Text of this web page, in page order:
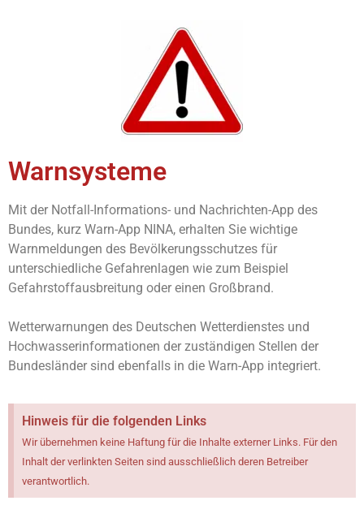
Warnsysteme
Mit der Notfall-Informations- und Nachrichten-App des
Bundes, kurz Warn-App NINA, erhalten Sie wichtige
Warnmeldungen des Bevölkerungsschutzes für
unterschiedliche Gefahrenlagen wie zum Beispiel
Gefahrstoffausbreitung oder einen Großbrand.
Wetterwarnungen des Deutschen Wetterdienstes und
Hochwasserinformationen der zuständigen Stellen der
Bundesländer sind ebenfalls in die Warn-App integriert.
Hinweis für die folgenden Links
Wir übernehmen keine Haftung für die Inhalte externer Links. Für den
Inhalt der verlinkten Seiten sind ausschließlich deren Betreiber
verantwortlich.